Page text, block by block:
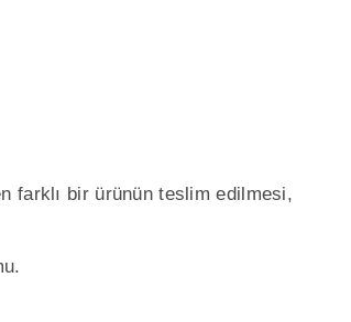
farklı bir ürünün teslim edilmesi,